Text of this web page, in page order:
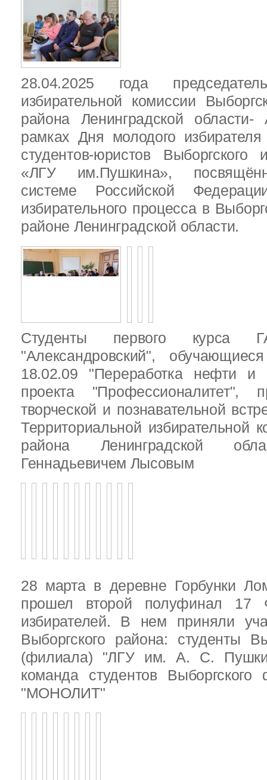
28.04.2025 года
избирательной комиссии
района Ленинградской
рамках Дня молодого
студентов-юристов Выборгского
«ЛГУ им.Пушкина»,
системе Российской
избирательного процесса в
районе Ленинградской области.
Студенты первого
"Александровский",
18.02.09 "Переработка нефти и
проекта "Профессионалитет",
творческой и познавательной
Территориальной избирательной
района Ленинградской
Геннадьевичем Лысовым
28 марта в деревне Горбунки
прошел второй полуфинал 17
избирателей. В нем приняли
Выборгского района: студенты
(филиала) "ЛГУ им. А. С.
команда студентов
"МОНОЛИТ"